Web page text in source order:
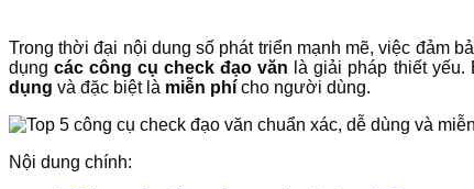
Trong thời đại nội dung số phát triển mạnh mẽ, việc đảm
dụngcác công cụ check đạo văn là giải pháp thiết yếu.
dụng và đặc biệt là miễn phí cho người dùng.
Nội dung chính: